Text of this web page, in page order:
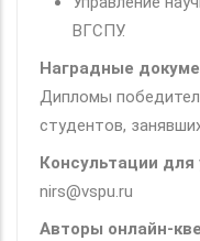
ВГСПУ.
Наградные
Дипломы
студентов,
Консультации для
nirs@vspu.ru
Авторы онлайн-